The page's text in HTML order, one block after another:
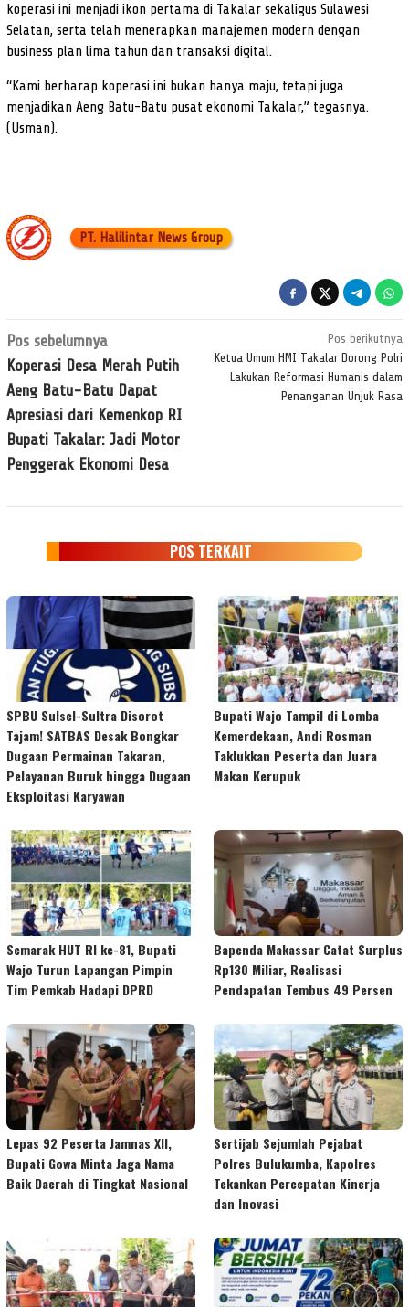
koperasi ini menjadi ikon pertama di Takalar sekaligus Sulawesi
Selatan, serta telah menerapkan manajemen modern dengan
business plan lima tahun dan transaksi digital.
“Kami berharap koperasi ini bukan hanya maju, tetapi juga
menjadikan Aeng Batu-Batu pusat ekonomi Takalar,” tegasnya.
(Usman).
PT. Halilintar News Group
Navigasi
pos
Pos sebelumnya
Koperasi Desa Merah Putih
Aeng Batu-Batu Dapat
Apresiasi dari Kemenkop RI
Bupati Takalar: Jadi Motor
Penggerak Ekonomi Desa
Pos berikutnya
Ketua Umum HMI Takalar Dorong Polri
Lakukan Reformasi Humanis dalam
Penanganan Unjuk Rasa
POS TERKAIT
SPBU Sulsel-Sultra Disorot
Tajam! SATBAS Desak Bongkar
Dugaan Permainan Takaran,
Pelayanan Buruk hingga Dugaan
Eksploitasi Karyawan
Bupati Wajo Tampil di Lomba
Kemerdekaan, Andi Rosman
Taklukkan Peserta dan Juara
Makan Kerupuk
Semarak HUT RI ke-81, Bupati
Wajo Turun Lapangan Pimpin
Tim Pemkab Hadapi DPRD
Bapenda Makassar Catat Surplus
Rp130 Miliar, Realisasi
Pendapatan Tembus 49 Persen
Lepas 92 Peserta Jamnas XII,
Bupati Gowa Minta Jaga Nama
Baik Daerah di Tingkat Nasional
Sertijab Sejumlah Pejabat
Polres Bulukumba, Kapolres
Tekankan Percepatan Kinerja
dan Inovasi